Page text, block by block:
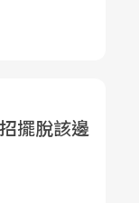
擺脫該邊